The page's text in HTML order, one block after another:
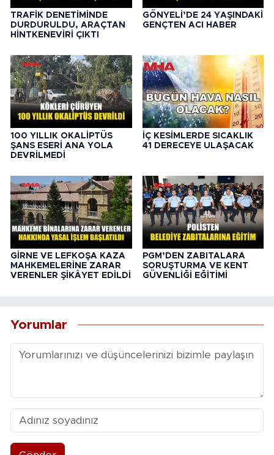
TRAFİK DENETİMİNDE
DURDURULDU, ARAÇTAN
HİNTKENEVİRİ ÇIKTI
GÖNYELİ’DE 24 YAŞINDAKİ
GENÇTEN ACI HABER
100 YILLIK OKALİPTÜS
ŞANS ESERİ ANA YOLA
DEVRİLMEDİ
İÇ KESİMLERDE SICAKLIK
41 DERECEYE ULAŞACAK
GİRNE VE LEFKOŞA KAZA
MAHKEMELERİNE ZARAR
VERENLER ŞİKÂYET EDİLDİ
PGM’DEN ZABITALARA
SORUŞTURMA VE KENT
GÜVENLİĞİ EĞİTİMİ
Yorumlar